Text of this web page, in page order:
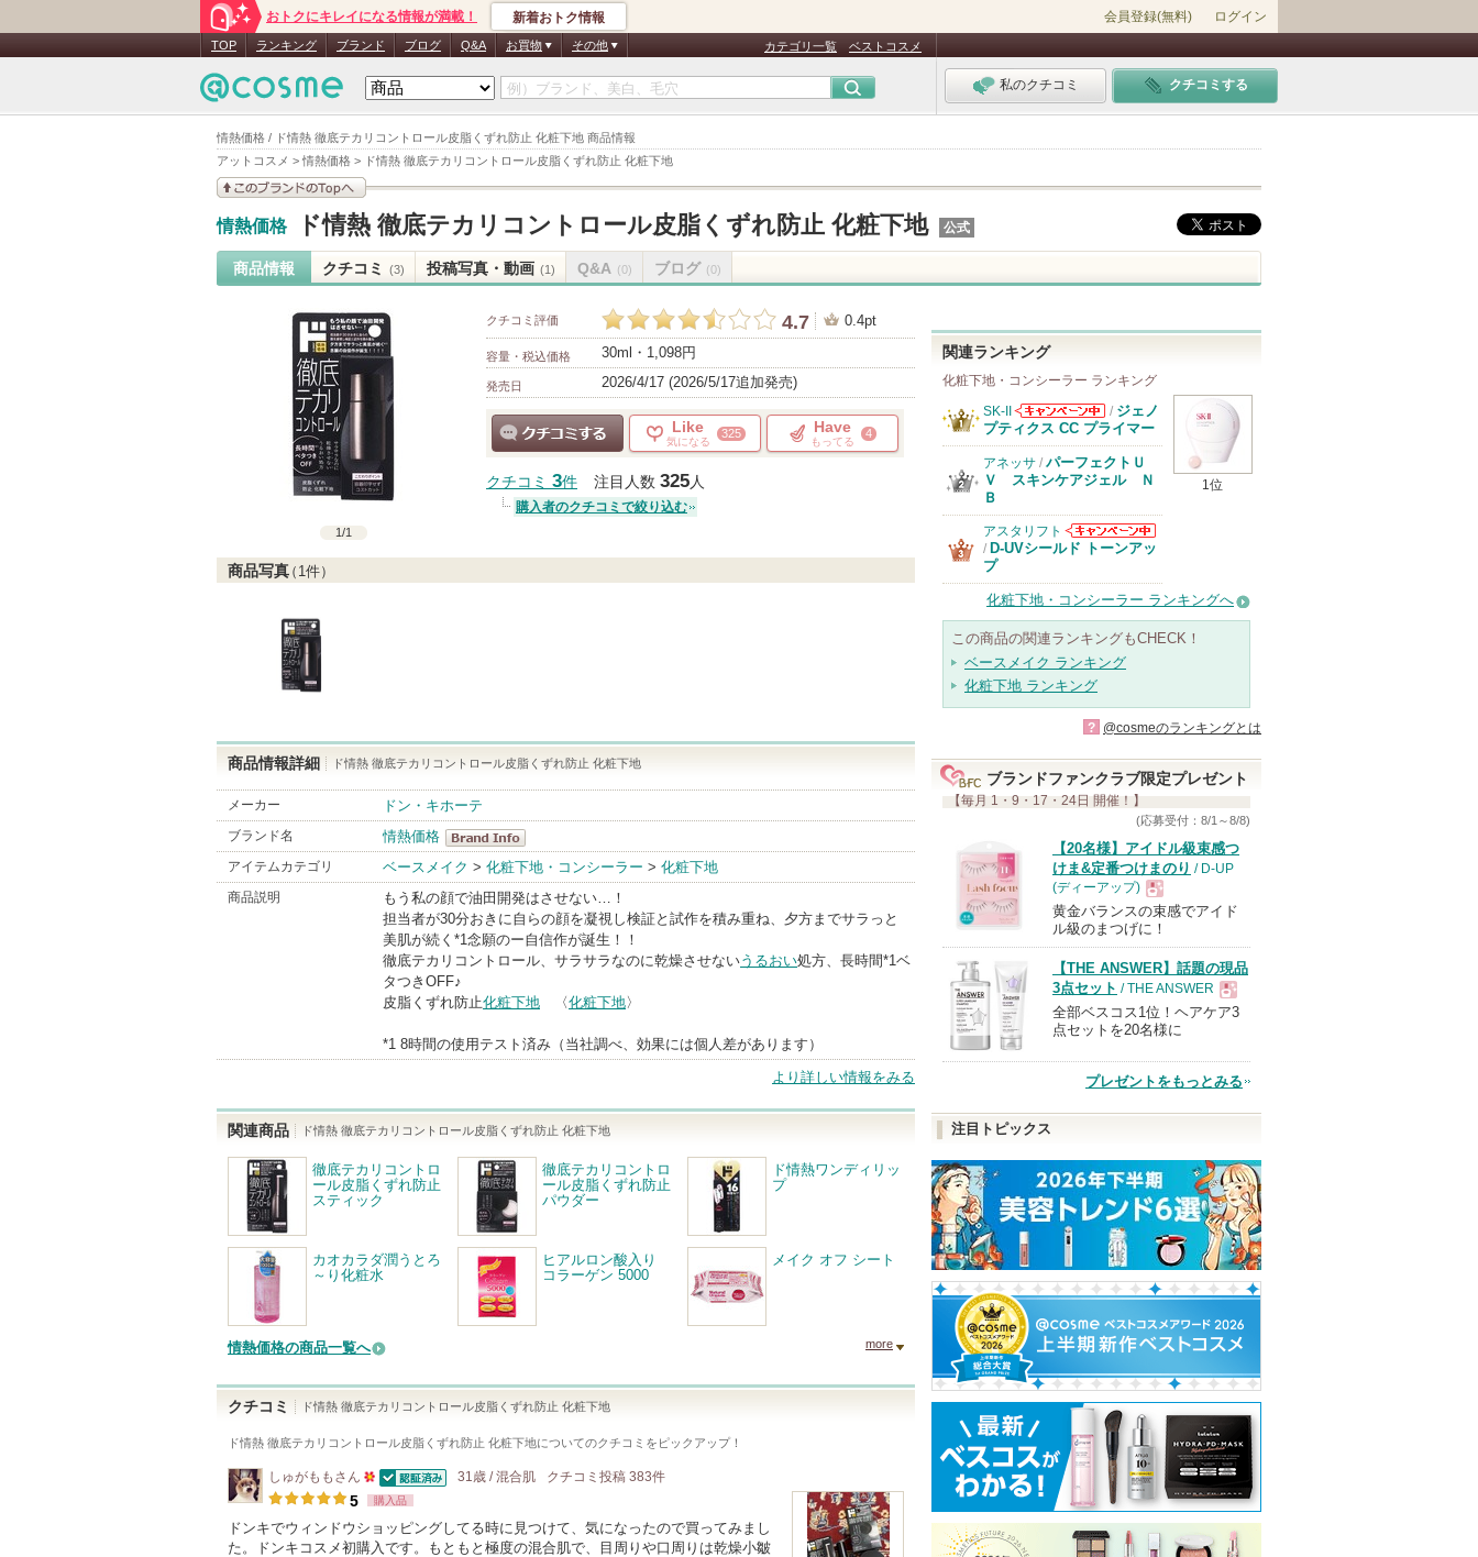
情熱価格 / ド情熱 徹底テカリコントロール皮脂くずれ防止 化粧下地 商品情報
アットコスメ > 情熱価格 > ド情熱 徹底テカリコントロール皮脂くずれ防止 化粧下地
おトクにキレイになる情報が満載！ 新着おトク情報 会員登録(無料) ログイン
TOP ランキング ブランド ブログ Q&A お買物 その他 カテゴリ一覧 ベストコスメ
私のクチコミ クチコミする
このブランドの情報を
見る
情熱価格 ド情熱 徹底テカリコントロール皮脂くずれ防止 化粧下地 公式
商品情報 クチコミ (3) 投稿写真・動画 (1) Q&A (0) ブログ (0)
1/1
クチコミ評価 4.7 0.4pt
容量・税込価格 30ml・1,098円
発売日 2026/4/17 (2026/5/17追加発売)
Like
気になる
325 Have
もってる
4
クチコミ 3件 注目人数 325人
購入者のクチコミで絞り込む
商品写真（ 1件）
商品情報詳細 ド情熱 徹底テカリコントロール皮脂くずれ防止 化粧下地
メーカー ドン・キホーテ
ブランド名
情熱価格
情熱価格
BrandInfo
アイテムカテゴリ ベースメイク > 化粧下地・コンシーラー > 化粧下地
商品説明
もう私の顔で油田開発はさせない…！
担当者が30分おきに自らの顔を凝視し検証と試作を積み重ね、夕方までサラっと
美肌が続く*1念願のー自信作が誕生！！
徹底テカリコントロール、サラサラなのに乾燥させないうるおい処方、長時間*1ベ
タつきOFF♪
皮脂くずれ防止化粧下地 〈化粧下地〉
*1 8時間の使用テスト済み（当社調べ、効果には個人差があります）
より詳しい情報をみる
関連商品 ド情熱 徹底テカリコントロール皮脂くずれ防止 化粧下地
徹底テカリコントロ
ール皮脂くずれ防止
スティック
徹底テカリコントロ
ール皮脂くずれ防止
パウダー
ド情熱ワンディリッ
プ
カオカラダ潤うとろ
～り化粧水
ヒアルロン酸入り
コラーゲン 5000
メイク オフ シート
情熱価格の商品一覧へ more
クチコミ ド情熱 徹底テカリコントロール皮脂くずれ防止 化粧下地
ド情熱 徹底テカリコントロール皮脂くずれ防止 化粧下地についてのクチコミをピックアップ！
しゅがもも さん
50
以
認証済
31歳 / 混合肌 クチコミ投稿 383件
5 購入品
ドンキでウィンドウショッピングしてる時に見つけて、気になったので買ってみまし
た。ドンキコスメ初購入です。もともと極度の混合肌で、目周りや口周りは乾燥小皺
関連ランキング
化粧下地・コンシーラー ランキング
1位
SK-II
SK-IIからのお
知らせがありま
す
/ ジェノ
プティクス CC プライマー
アネッサ / パーフェクトＵ
Ｖ スキンケアジェル Ｎ
Ｂ
アスタリフト
アスタリフトか
/ D-UVシールド トーンアッ
プ
化粧下地・コンシーラー ランキングへ
この商品の関連ランキングもCHECK！
ベースメイク ランキング
化粧下地 ランキング
? @cosmeのランキングとは
ブランドファンクラブ限定プレゼント
【毎月 1・9・17・24日 開催！】
(応募受付：8/1～8/8)
【20名様】アイドル級束感つ
けま&定番つけまのり / D-UP
(ディーアップ)
現
品
黄金バランスの束感でアイド
ル級のまつげに！
【THE ANSWER】話題の現品
3点セット / THE ANSWER
現
品
全部ベスコス1位！ヘアケア3
点セットを20名様に
プレゼントをもっとみる
注目トピックス